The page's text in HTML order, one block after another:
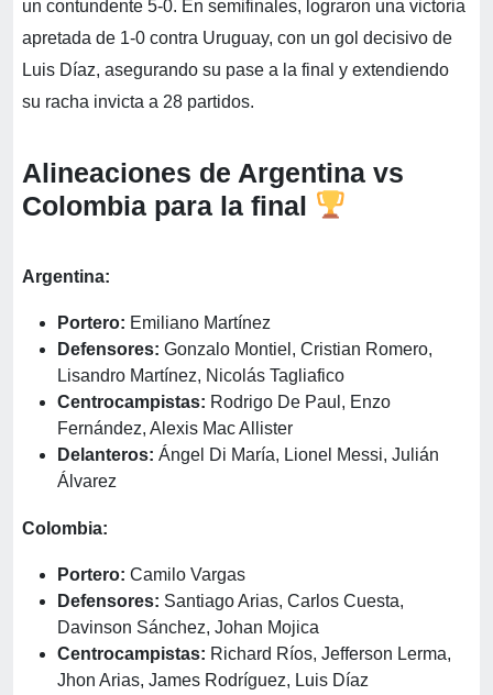
un contundente 5-0. En semifinales, lograron una victoria
apretada de 1-0 contra Uruguay, con un gol decisivo de
Luis Díaz, asegurando su pase a la final y extendiendo
su racha invicta a 28 partidos.
Alineaciones de Argentina vs
Colombia para la final
Argentina:
Portero: Emiliano Martínez
Defensores: Gonzalo Montiel, Cristian Romero,
Lisandro Martínez, Nicolás Tagliafico
Centrocampistas: Rodrigo De Paul, Enzo
Fernández, Alexis Mac Allister
Delanteros: Ángel Di María, Lionel Messi, Julián
Álvarez
Colombia:
Portero: Camilo Vargas
Defensores: Santiago Arias, Carlos Cuesta,
Davinson Sánchez, Johan Mojica
Centrocampistas: Richard Ríos, Jefferson Lerma,
Jhon Arias, James Rodríguez, Luis Díaz